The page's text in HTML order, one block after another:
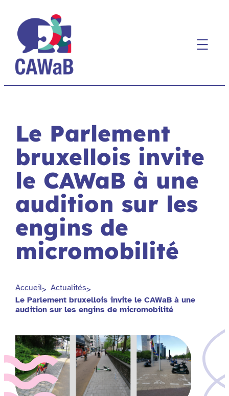
contenu
Le Parlement
bruxellois invite
le CAWaB à une
audition sur les
engins de
micromobilité
Accueil
Actualités
Le Parlement bruxellois invite le CAWaB à une
audition sur les engins de micromobilité